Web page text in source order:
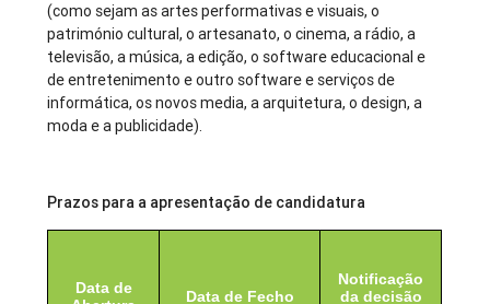
(como sejam as artes performativas e visuais, o
património cultural, o artesanato, o cinema, a rádio, a
televisão, a música, a edição, o software educacional e
de entretenimento e outro software e serviços de
informática, os novos media, a arquitetura, o design, a
moda e a publicidade).
Prazos para a apresentação de candidatura
Data de
Data de Fecho
Notificação
da decisão